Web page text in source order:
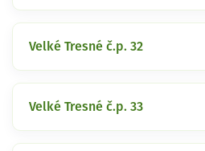
Velké Tresné č.p. 32
Velké Tresné č.p. 33